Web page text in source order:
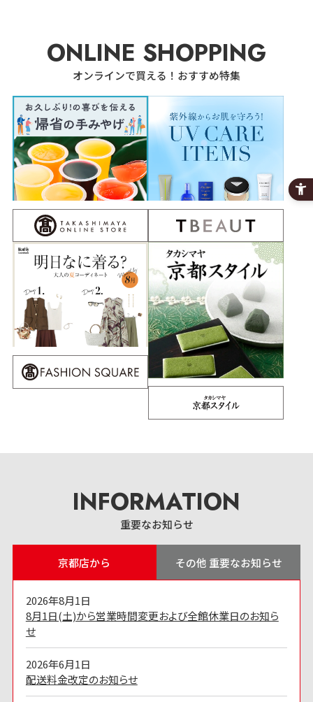
ONLINE SHOPPING
オンラインで買える！おすすめ特集
INFORMATION
重要なお知らせ
京都店から その他 重要なお知らせ
2026年8月1日
8月1日(土)から営業時間変更および全館休業日のお知ら
せ
2026年6月1日
配送料金改定のお知らせ